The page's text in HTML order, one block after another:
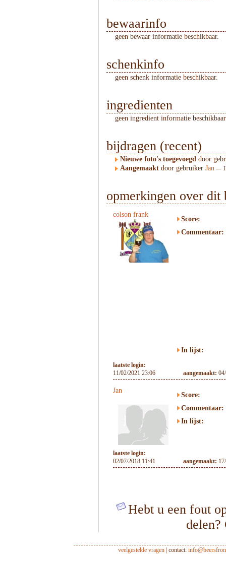
bewaarinfo
geen bewaar informatie beschikbaar.
schenkinfo
geen schenk informatie beschikbaar.
ingredienten
geen ingredient informatie
bijdragen (recent)
Nieuwe foto's toegevoegd door
Aangemaakt door gebruiker Jan —
opmerkingen over dit
colson frank
Score:
Commentaar:
In lijst:
laatste login:
11/02/2021 23:06
aangemaakt:
Jan
Score:
Commentaar:
In lijst:
laatste login:
02/07/2018 11:41
aangemaakt:
Hebt u een fout
veelgestelde vragen| contact: